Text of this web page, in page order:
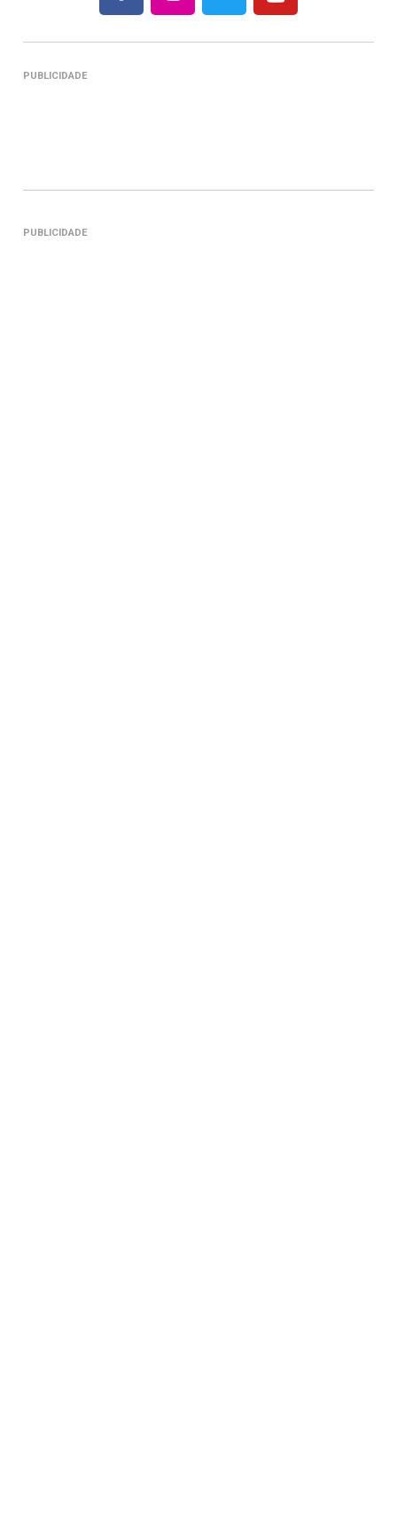
PUBLICIDADE
PUBLICIDADE